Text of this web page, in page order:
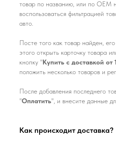
товар по названию, или по ОЕМ
воспользоваться фильтрацией
авто.
Посте того как товар найден,
этого открыть карточку товара
кнопку "Купить с доставкой от
положить несколько товаров и
После добавления последнего
"Оплатить", и внесите данные
Как происходит доставка?